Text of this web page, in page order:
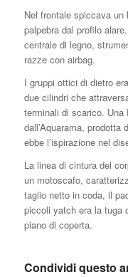
Nel frontale spiccava
palpebra dal profilo
centrale di legno,
razze con airbag.
I gruppi ottici di dietro
due cilindri che
terminali di scarico. Una
dall’Aquarama,
ebbe l’ispirazione nel
La linea di cintura del
un motoscafo,
taglio netto in coda, il
piccoli yatch era la tuga
piano di coperta.
Condividi questo